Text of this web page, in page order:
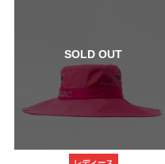
SOLD OUT